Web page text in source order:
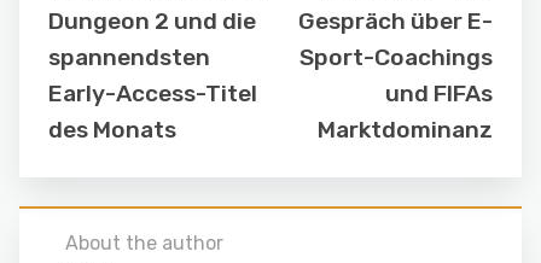
Dungeon 2 und die
spannendsten
Early-Access-Titel
des Monats
Gespräch über E-
Sport-Coachings
und FIFAs
Marktdominanz
About the author